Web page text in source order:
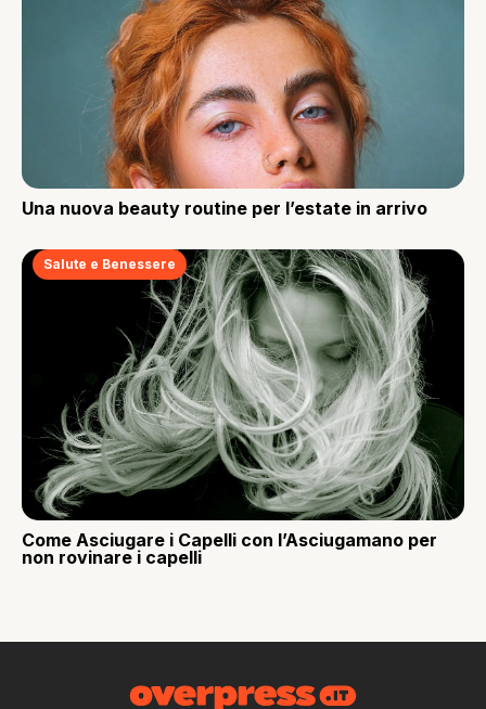
Una nuova beauty routine per l’estate in arrivo
Salute e Benessere
Come Asciugare i Capelli con l’Asciugamano per
non rovinare i capelli